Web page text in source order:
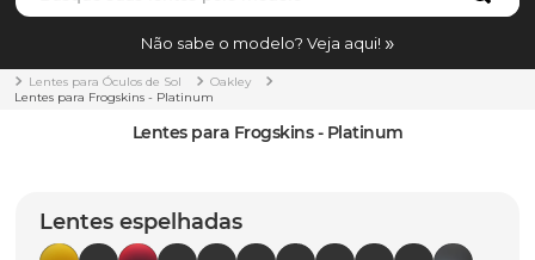
Não sabe o modelo? Veja aqui!
Lentes para Óculos de Sol
Oakley
Lentes para Frogskins - Platinum
Lentes para Frogskins - Platinum
Lentes espelhadas
TERMOS MAIS BUSCADOS
1º borrachas
holbrook
5º chaves